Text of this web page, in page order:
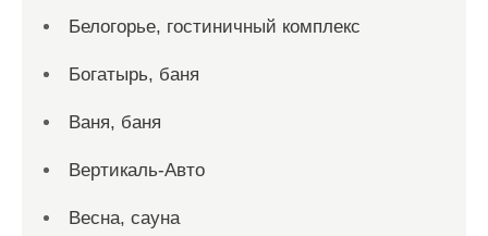
Белогорье, гостиничный комплекс
Богатырь, баня
Ваня, баня
Вертикаль-Авто
Весна, сауна